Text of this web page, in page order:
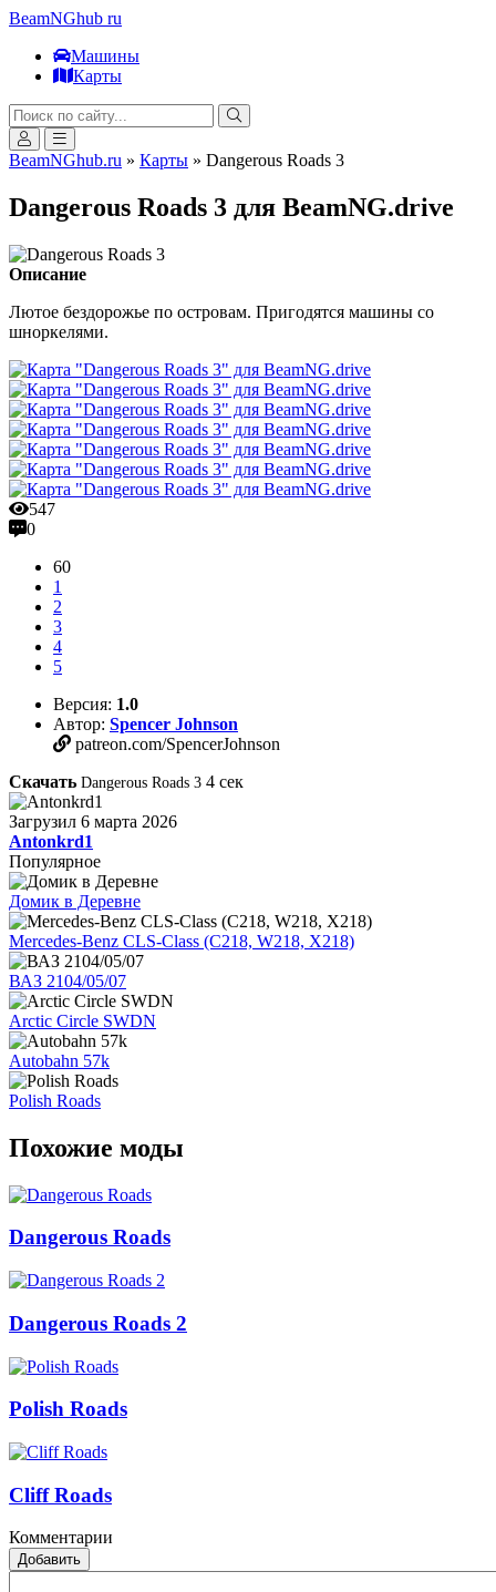
BeamNGhub ru
Машины
Карты
BeamNGhub.ru » Карты » Dangerous Roads 3
Dangerous Roads 3 для BeamNG.drive
Описание
Лютое бездорожье по островам. Пригодятся машины со
шноркелями.
547
0
60
1
2
3
4
5
Версия: 1.0
Автор: Spencer Johnson
patreon.com/SpencerJohnson
Скачать Dangerous Roads 3 4 сек
Загрузил 6 марта 2026
Antonkrd1
Популярное
Домик в Деревне
Mercedes-Benz CLS-Class (C218, W218, X218)
ВАЗ 2104/05/07
Arctic Circle SWDN
Autobahn 57k
Polish Roads
Похожие моды
Dangerous Roads
Dangerous Roads 2
Polish Roads
Cliff Roads
Комментарии
Добавить